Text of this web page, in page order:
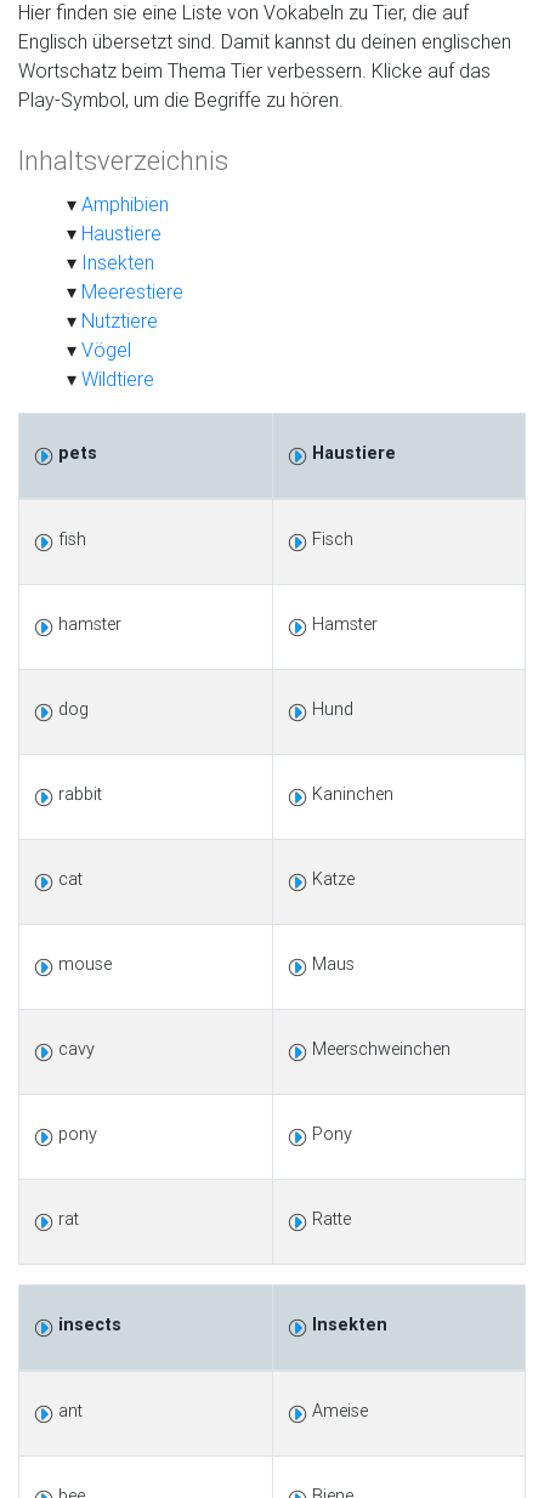
Hier finden sie eine Liste von Vokabeln zu Tier, die auf
Englisch übersetzt sind. Damit kannst du deinen englischen
Wortschatz beim Thema Tier verbessern. Klicke auf das
Play-Symbol, um die Begriffe zu hören.
Inhaltsverzeichnis
Amphibien
Haustiere
Insekten
Meerestiere
Nutztiere
Vögel
Wildtiere
pets Haustiere
fish Fisch
hamster Hamster
dog Hund
rabbit Kaninchen
cat Katze
mouse Maus
cavy Meerschweinchen
pony Pony
rat Ratte
insects Insekten
ant Ameise